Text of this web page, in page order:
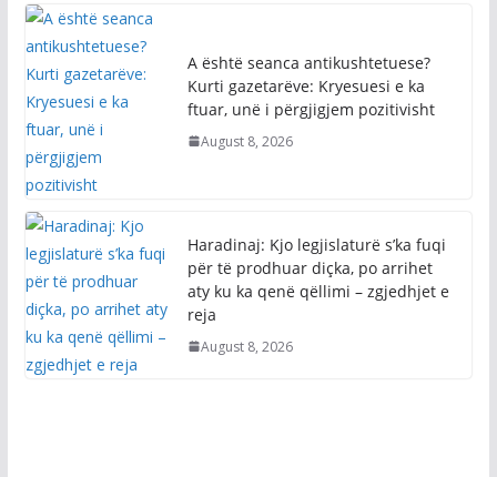
A është seanca antikushtetuese?
Kurti gazetarëve: Kryesuesi e ka
ftuar, unë i përgjigjem pozitivisht
August 8, 2026
Haradinaj: Kjo legjislaturë s’ka fuqi
për të prodhuar diçka, po arrihet
aty ku ka qenë qëllimi – zgjedhjet e
reja
August 8, 2026